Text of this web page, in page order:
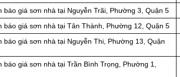
giá sơn nhà tại Nguyễn Trãi, Phường 3, Quận 5
báo giá sơn nhà tại Tân Thành, Phường 12, Quận 5
giá sơn nhà tại Nguyễn Thi, Phường 13, Quận
giá sơn nhà tại Trần Bình Trọng, Phường 1,